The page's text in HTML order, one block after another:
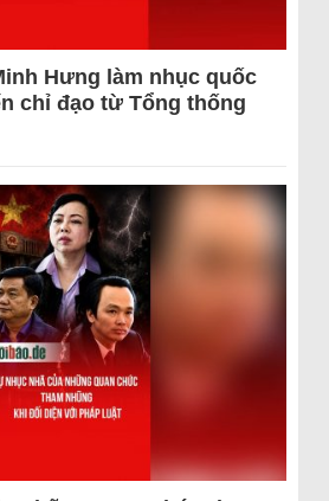
Hưng làm nhục quốc
chỉ đạo từ Tổng thống